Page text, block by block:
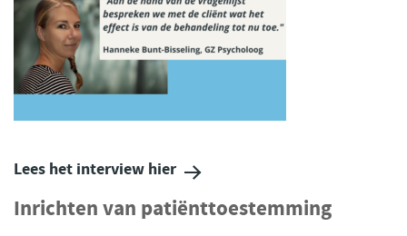
Lees het interview hier
Inrichten van patiënttoestemming